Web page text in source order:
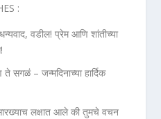
:
वडील! प्रेम आणि शांतीच्या
सगळं – जन्मदिनाच्या हार्दिक
लक्षात आले की तुमचे वचन